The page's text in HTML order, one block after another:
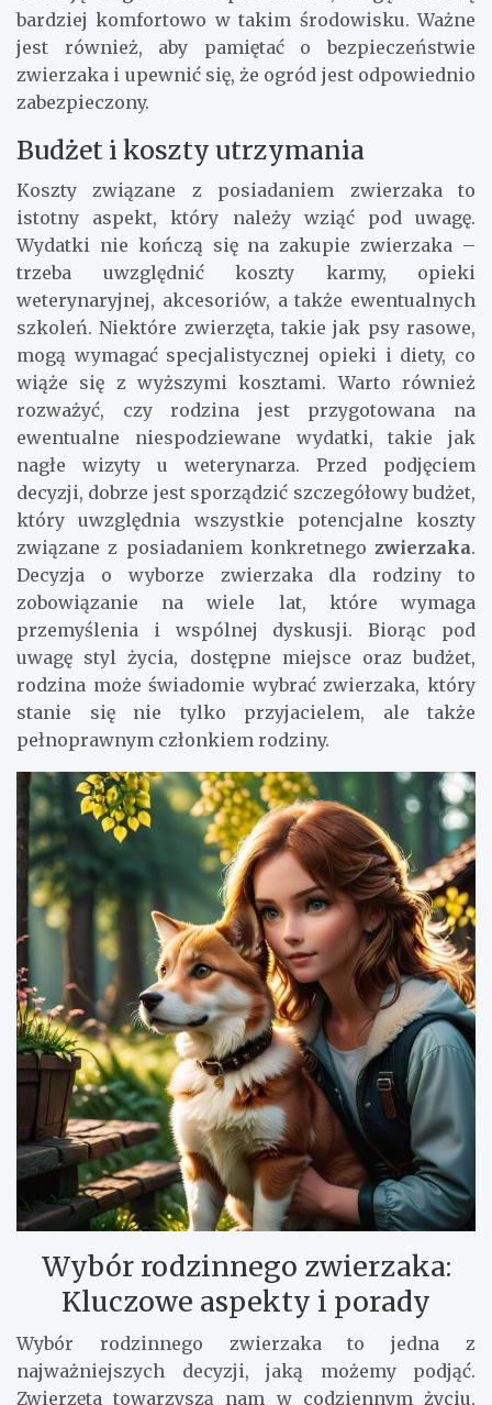
bardziej komfortowo w takim środowisku. Ważne
jest również, aby pamiętać o bezpieczeństwie
zwierzaka i upewnić się, że ogród jest odpowiednio
zabezpieczony.
Budżet i koszty utrzymania
Koszty związane z posiadaniem zwierzaka to
istotny aspekt, który należy wziąć pod uwagę.
Wydatki nie kończą się na zakupie zwierzaka –
trzeba uwzględnić koszty karmy, opieki
weterynaryjnej, akcesoriów, a także ewentualnych
szkoleń. Niektóre zwierzęta, takie jak psy rasowe,
mogą wymagać specjalistycznej opieki i diety, co
wiąże się z wyższymi kosztami. Warto również
rozważyć, czy rodzina jest przygotowana na
ewentualne niespodziewane wydatki, takie jak
nagłe wizyty u weterynarza. Przed podjęciem
decyzji, dobrze jest sporządzić szczegółowy budżet,
który uwzględnia wszystkie potencjalne koszty
związane z posiadaniem konkretnego zwierzaka.
Decyzja o wyborze zwierzaka dla rodziny to
zobowiązanie na wiele lat, które wymaga
przemyślenia i wspólnej dyskusji. Biorąc pod
uwagę styl życia, dostępne miejsce oraz budżet,
rodzina może świadomie wybrać zwierzaka, który
stanie się nie tylko przyjacielem, ale także
pełnoprawnym członkiem rodziny.
Wybór rodzinnego zwierzaka:
Kluczowe aspekty i porady
Wybór rodzinnego zwierzaka to jedna z
najważniejszych decyzji, jaką możemy podjąć.
Zwierzęta towarzyszą nam w codziennym życiu,